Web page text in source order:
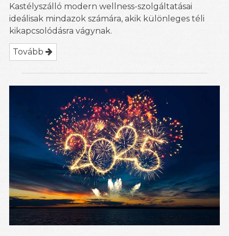
Kastélyszálló modern wellness-szolgáltatásai
ideálisak mindazok számára, akik különleges téli
kikapcsolódásra vágynak.
Tovább